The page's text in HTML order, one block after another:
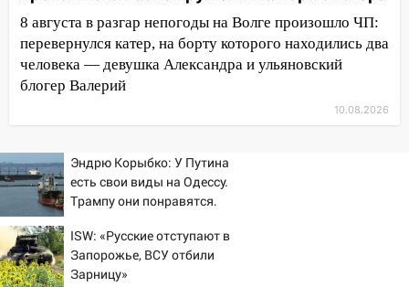
погиб один человек
11:05 12 человек погибли и 39 получили
ранения после атаки беспилотников на
Нижнекамск
10:15
Соцсети: мотоциклист врезался в
«Калину» в Новом городе
10:11
Нижнекамске погибли люди: в
республике объявили траур
8 августа в разгар непогоды на Волге произошло ЧП:
перевернулся катер, на борту которого находились два
человека — девушка Александра и ульяновский
блогер Валерий
10.08.2026
Эндрю Корыбко: У Путина
есть свои виды на Одессу.
Трампу они понравятся.
ISW: «Русские отступают в
Запорожье, ВСУ отбили
Зарницу»